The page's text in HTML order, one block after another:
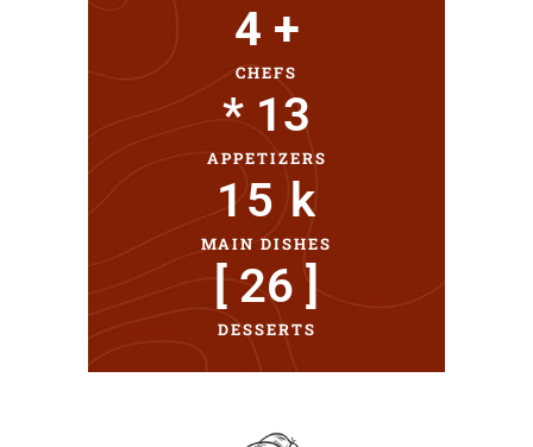
CHEFS
4 +
APPETIZERS
* 13
MAIN DISHES
15 k
DESSERTS
[ 26 ]